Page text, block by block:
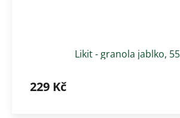
Likit - granola jablko,
229 Kč